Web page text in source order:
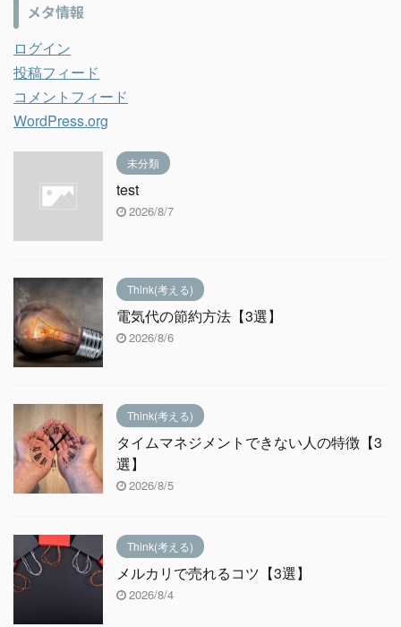
メタ情報
ログイン
投稿フィード
コメントフィード
WordPress.org
未分類
test
2026/8/7
Think(考える)
電気代の節約方法【3選】
2026/8/6
Think(考える)
タイムマネジメントできない人の特徴【3
選】
2026/8/5
Think(考える)
メルカリで売れるコツ【3選】
2026/8/4